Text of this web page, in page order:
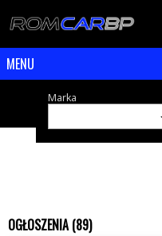
MENU
Marka
OGŁOSZENIA (89)